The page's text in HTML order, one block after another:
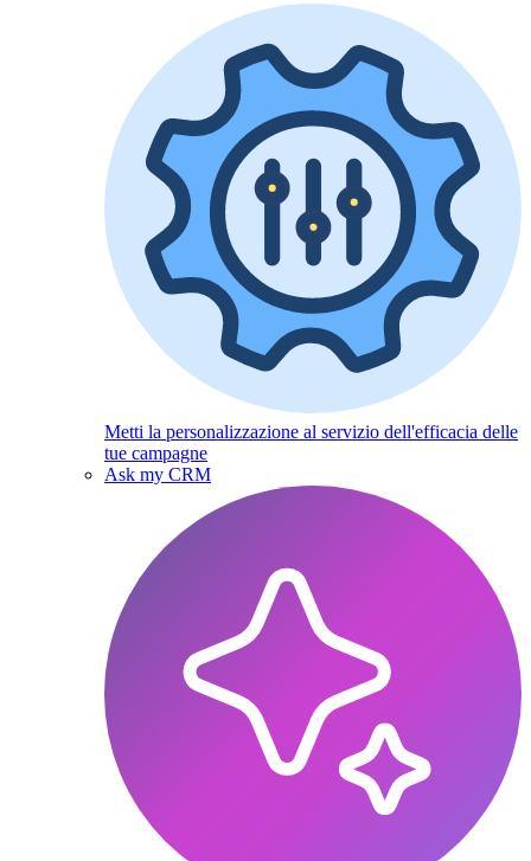
Metti la personalizzazione al servizio dell'efficacia delle
tue campagne
Ask my CRM